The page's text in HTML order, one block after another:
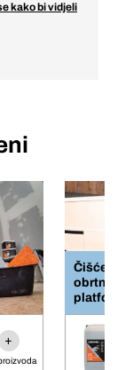
kako bi vidjeli
+
Čišćenje